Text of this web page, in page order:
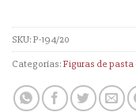
SKU:P-194/20
Categorías:Figuras de pasta